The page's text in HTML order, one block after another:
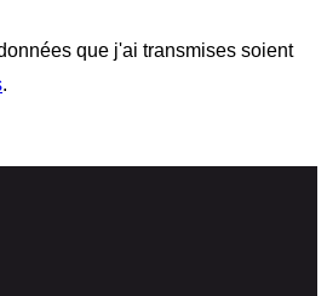
que j'ai transmises soient
.